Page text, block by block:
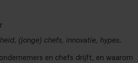
(jonge) chefs, innovatie, hypes.
en chefs drijft, en waarom